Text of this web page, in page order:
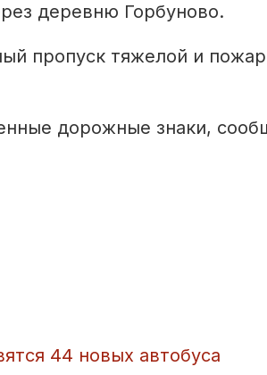
деревню Горбуново.
пропуск тяжелой и
дорожные знаки,
44 новых автобуса